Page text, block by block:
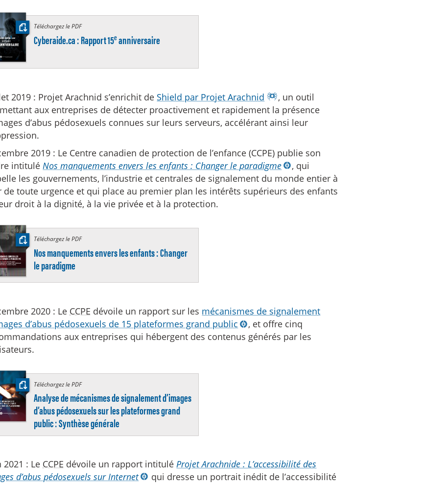
Téléchargez le PDF:
Cyberaide.ca : Rapport 15eanniversaire
2019 : Projet Arachnid s’enrichit de Shield par Projet Arachnid
, un outil
aux entreprises de détecter proactivement et rapidement la présence
d’abus pédosexuels connues sur leurs serveurs, accélérant ainsi leur
2019 : Le Centre canadien de protection de l’enfance (CCPE) publie son
intituléNos manquements envers les enfants : Changer le paradigme
, qui
les gouvernements, l’industrie et centrales de signalement du monde entier à
de toute urgence et qui place au premier plan les intérêts supérieurs des enfants
droit à la dignité, à la vie privée et à la protection.
Téléchargez le PDF:
Nos manquements envers les enfants : Changer
le paradigme
2020 : Le CCPE dévoile un rapport sur les mécanismes de signalement
d’abus pédosexuels de 15 plateformes grand public
, et offre cinq
aux entreprises qui hébergent des contenus générés par les
Téléchargez le PDF:
Analyse de mécanismes de signalement d’images
d’abus pédosexuels sur les plateformes grand
public : Synthèse générale
2021 : Le CCPE dévoile un rapport intituléProjet Arachnide : L’accessibilité des
d’abus pédosexuels sur Internet
qui dresse un portrait inédit de l’accessibilité